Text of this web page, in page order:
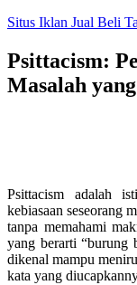
Skip
content
Situs Iklan Jual Beli
Psittacism:
Masalah
Psittacism adalah
kebiasaan seseorang
tanpa memahami
yang berarti “burung
dikenal mampu
kata yang